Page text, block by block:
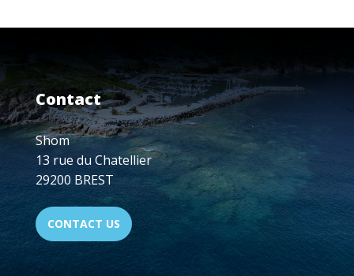
Contact
Shom
13 rue du Chatellier
29200 BREST
CONTACT US